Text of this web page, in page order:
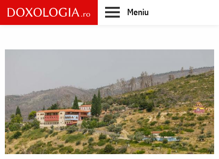
Skip
to
main
Meniu